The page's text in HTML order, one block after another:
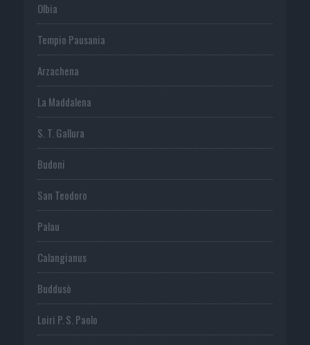
Olbia
Tempio Pausania
Arzachena
La Maddalena
S. T. Gallura
Budoni
San Teodoro
Palau
Calangianus
Buddusò
Loiri P. S. Paolo